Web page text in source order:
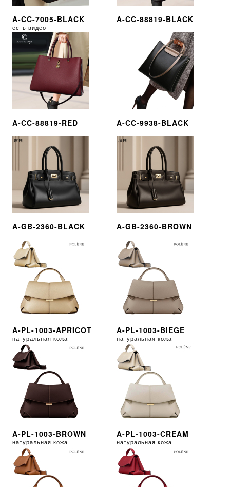
A-CC-7005-BLACK
есть видео
A-CC-88819-BLACK
A-CC-88819-RED A-CC-9938-BLACK
A-GB-2360-BLACK A-GB-2360-BROWN
A-PL-1003-APRICOT
натуральная кожа
A-PL-1003-BIEGE
натуральная кожа
A-PL-1003-BROWN
натуральная кожа
A-PL-1003-CREAM
натуральная кожа